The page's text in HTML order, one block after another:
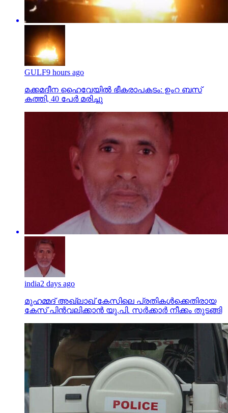
GULF9 hours ago
മക്കമദീന ഹൈവേയില്‍ ഭീകരാപകടം: ഉംറ ബസ്
കത്തി, 40 പേര്‍ മരിച്ചു
india2 days ago
മുഹമ്മദ് അഖ്‌ലാഖ് കേസിലെ പ്രതികള്‍ക്കെതിരായ
കേസ് പിന്‍വലിക്കാന്‍ യു.പി. സര്‍ക്കാര്‍ നീക്കം തുടങ്ങി